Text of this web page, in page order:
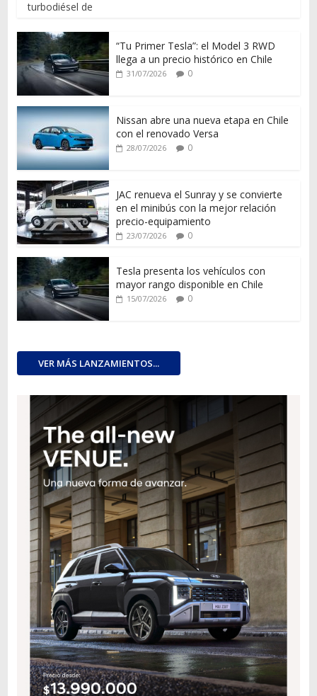
turbodiésel de
“Tu Primer Tesla”: el Model 3 RWD
llega a un precio histórico en Chile
31/07/2026 0
Nissan abre una nueva etapa en Chile
con el renovado Versa
28/07/2026 0
JAC renueva el Sunray y se convierte
en el minibús con la mejor relación
precio-equipamiento
23/07/2026 0
Tesla presenta los vehículos con
mayor rango disponible en Chile
15/07/2026 0
VER MÁS LANZAMIENTOS...